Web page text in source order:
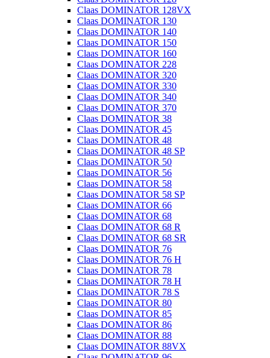
Claas DOMINATOR 128VX
Claas DOMINATOR 130
Claas DOMINATOR 140
Claas DOMINATOR 150
Claas DOMINATOR 160
Claas DOMINATOR 228
Claas DOMINATOR 320
Claas DOMINATOR 330
Claas DOMINATOR 340
Claas DOMINATOR 370
Claas DOMINATOR 38
Claas DOMINATOR 45
Claas DOMINATOR 48
Claas DOMINATOR 48 SP
Claas DOMINATOR 50
Claas DOMINATOR 56
Claas DOMINATOR 58
Claas DOMINATOR 58 SP
Claas DOMINATOR 66
Claas DOMINATOR 68
Claas DOMINATOR 68 R
Claas DOMINATOR 68 SR
Claas DOMINATOR 76
Claas DOMINATOR 76 H
Claas DOMINATOR 78
Claas DOMINATOR 78 H
Claas DOMINATOR 78 S
Claas DOMINATOR 80
Claas DOMINATOR 85
Claas DOMINATOR 86
Claas DOMINATOR 88
Claas DOMINATOR 88VX